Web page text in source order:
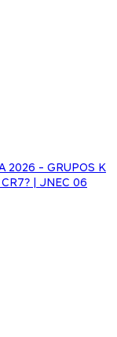
2026 - GRUPOS K
| JNEC 06